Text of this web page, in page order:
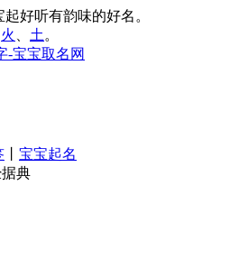
好听有韵味的好名。
火 土 。
宝宝起名
典